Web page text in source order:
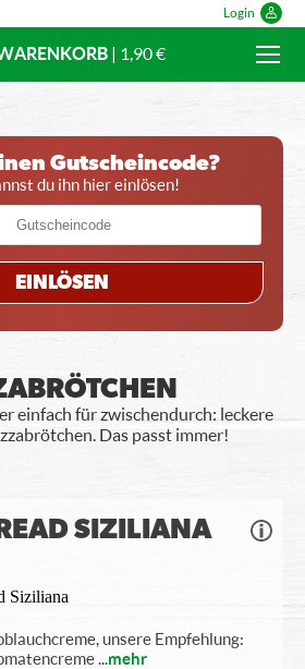
Login
| 1,90 €
Gutscheincode?
du ihn hier einlösen!
EINLÖSEN
einfach für zwischendurch: leckere
Das passt immer!
SIZILIANA
unsere Empfehlung:
...mehr